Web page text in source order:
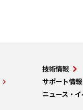
技術情報
サポート情報
ニュース・